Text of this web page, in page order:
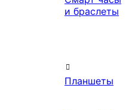
и браслеты
Планшеты